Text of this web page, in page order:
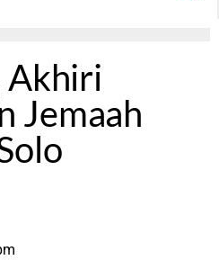
Akhiri
Jemaah